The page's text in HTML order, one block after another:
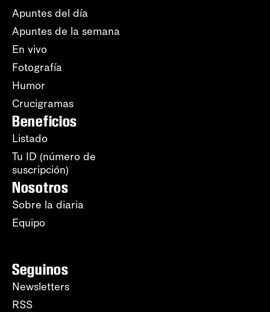
Apuntes del día
Apuntes de la semana
En vivo
Fotografía
Humor
Crucigramas
Beneficios
Listado
Tu ID (número de
suscripción)
Nosotros
Sobre la diaria
Equipo
Seguinos
Newsletters
RSS